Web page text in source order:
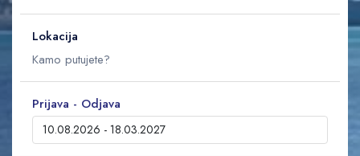
Lokacija
Prijava - Odjava